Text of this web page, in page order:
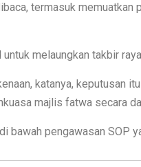
termasuk memuatkan
melaungkan takbir
katanya, keputusan
majlis fatwa secara
bawah pengawasan SOP